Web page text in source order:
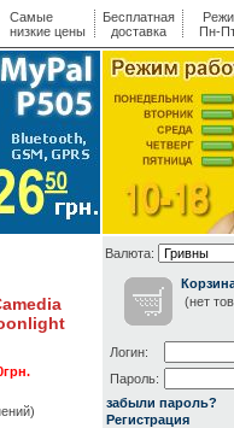
Самые
низкие цены
Бесплатная
доставка
Пн-
Валюта:
(нет
Логин:
Пароль:
забыли пароль?
Регистрация